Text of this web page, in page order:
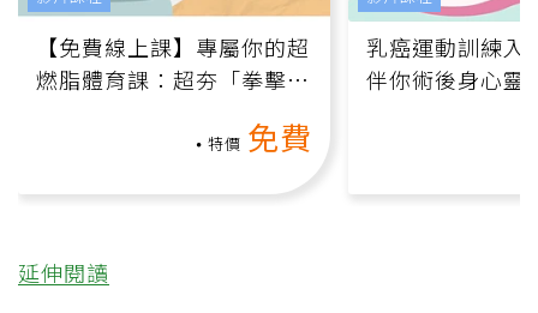
【免費線上課】專屬你的超
燃脂體育課：超夯「拳擊有
特價 免費
乳癌運動訓練入
伴你術後身心靈
延伸閱讀